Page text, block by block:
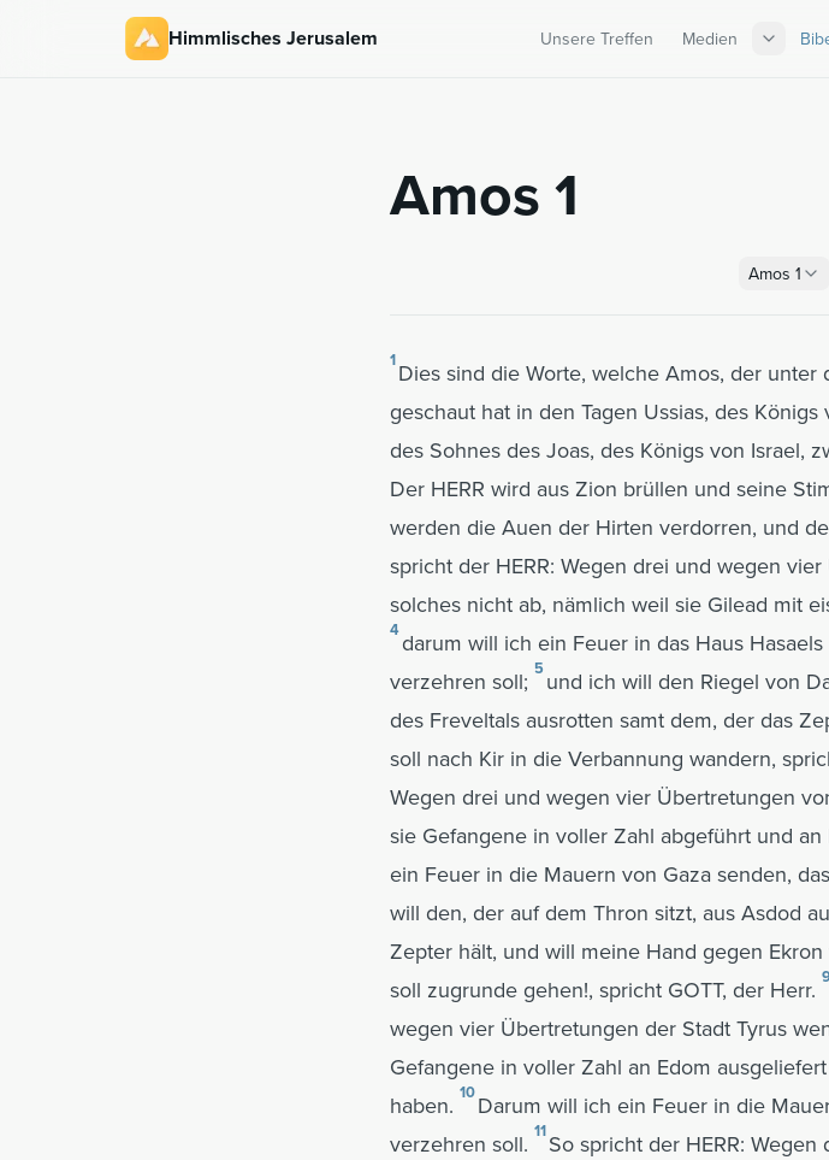
Himmlisches Jerusalem Unsere Treffen Medien
Amos 1
Amos 1
1Dies sind die Worte, welche Amos, der unter
geschaut hat in den Tagen Ussias, des
des Sohnes des Joas, des Königs von Israel,
Der HERR wird aus Zion brüllen und seine
werden die Auen der Hirten verdorren, und
spricht der HERR: Wegen drei und wegen
solches nicht ab, nämlich weil sie Gilead mit
4darum will ich ein Feuer in das Haus
verzehren soll; 5 und ich will den Riegel von
des Freveltals ausrotten samt dem, der das
soll nach Kir in die Verbannung wandern,
Wegen drei und wegen vier Übertretungen
sie Gefangene in voller Zahl abgeführt und
ein Feuer in die Mauern von Gaza senden,
will den, der auf dem Thron sitzt, aus Asdod
Zepter hält, und will meine Hand gegen
soll zugrunde gehen!, spricht GOTT, der Herr.
wegen vier Übertretungen der Stadt Tyrus
Gefangene in voller Zahl an Edom
haben. 10Darum will ich ein Feuer in die
verzehren soll. 11So spricht der HERR: